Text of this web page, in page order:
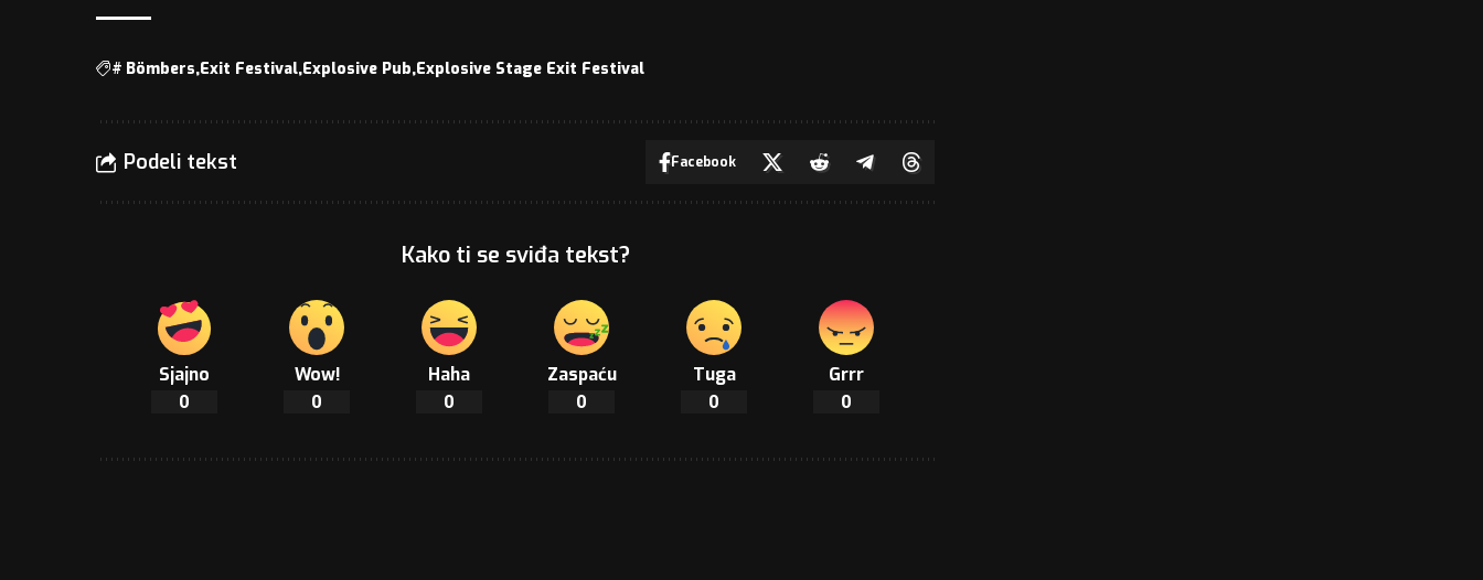
# Bömbers Exit Festival Explosive Pub Explosive Stage Exit Festival
Podeli tekst Facebook
Kako ti se sviđa tekst?
Sjajno
0
Wow!
0
Haha
0
Zaspaću
0
Tuga
0
Grrr
0